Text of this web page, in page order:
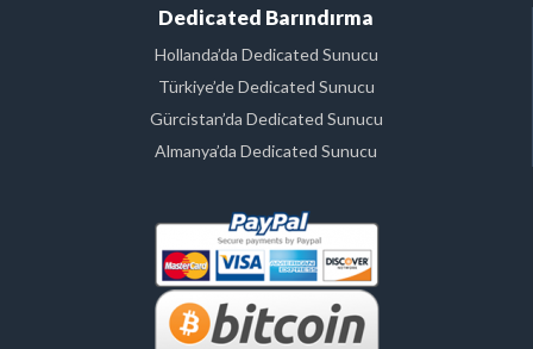
Dedicated Barındırma
Hollanda’da Dedicated Sunucu
Türkiye’de Dedicated Sunucu
Gürcistan’da Dedicated Sunucu
Almanya’da Dedicated Sunucu